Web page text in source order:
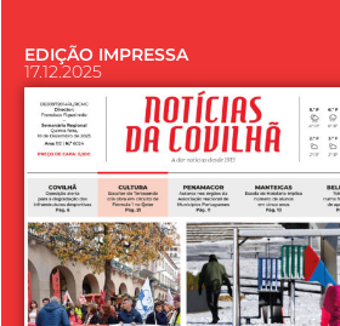
EDIÇÃO IMPRESSA
17.12.2025